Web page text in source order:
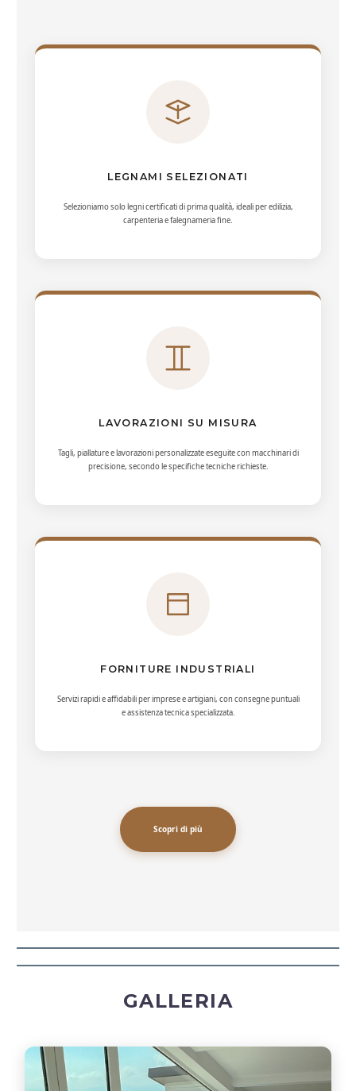
LEGNAMI SELEZIONATI
Selezioniamo solo legni certificati di prima qualità, ideali per edilizia,
carpenteria e falegnameria fine.
LAVORAZIONI SU MISURA
Tagli, piallature e lavorazioni personalizzate eseguite con macchinari di
precisione, secondo le specifiche tecniche richieste.
FORNITURE INDUSTRIALI
Servizi rapidi e affidabili per imprese e artigiani, con consegne puntuali
e assistenza tecnica specializzata.
Scopri di più
GALLERIA